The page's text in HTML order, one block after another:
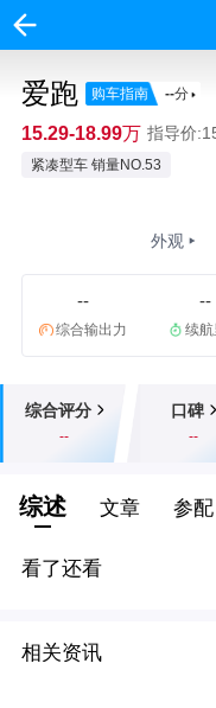
爱跑 购车指南 --分
15.29-18.99万 指导价
紧凑型车 销量NO.53
外观
--
综合输出力
--
续航
综合评分
--
口碑
--
综述 文章 参配
看了还看
相关资讯